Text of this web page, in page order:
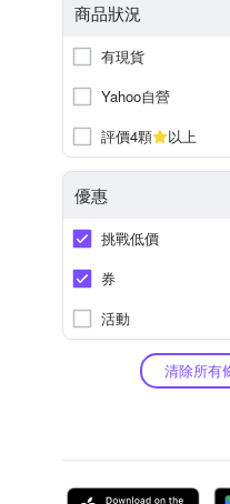
商品狀況
有現貨
Yahoo自營
評價4顆
以上
優惠
挑戰低價
券
活動
清除所有